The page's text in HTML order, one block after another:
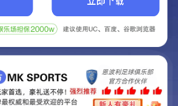
的网站正在建设.
是非常棒的网站.
联系我们!